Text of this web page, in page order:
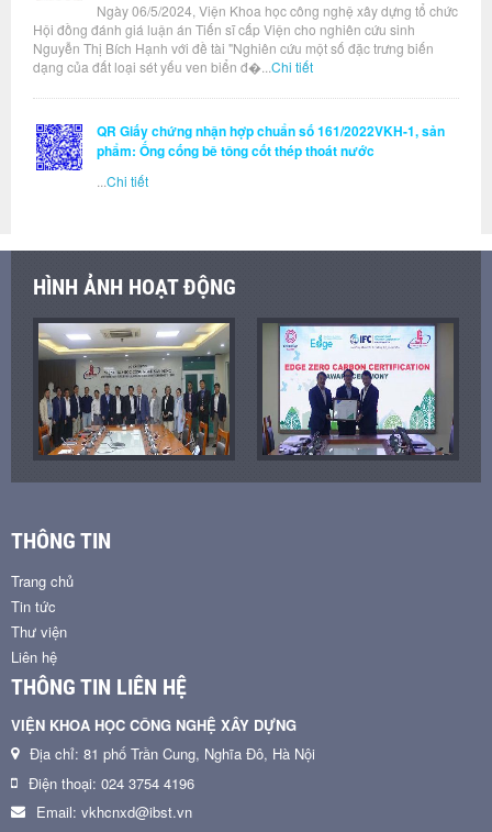
Ngày 06/5/2024, Viện Khoa học công nghệ xây dựng tổ chức
Hội đồng đánh giá luận án Tiến sĩ cấp Viện cho nghiên cứu sinh
Nguyễn Thị Bích Hạnh với đề tài "Nghiên cứu một số đặc trưng biến
dạng của đất loại sét yếu ven biển đ�... Chi tiết
QR Giấy chứng nhận hợp chuẩn số 161/2022VKH-1, sản
phẩm: Ống cống bê tông cốt thép thoát nước
Chi tiết
HÌNH ẢNH HOẠT ĐỘNG
THÔNG TIN
Trang chủ
Tin tức
Thư viện
Liên hệ
THÔNG TIN LIÊN HỆ
VIỆN KHOA HỌC CÔNG NGHỆ XÂY DỰNG
Địa chỉ: 81 phố Trần Cung, Nghĩa Đô, Hà Nội
Điện thoại: 024 3754 4196
Email: vkhcnxd@ibst.vn